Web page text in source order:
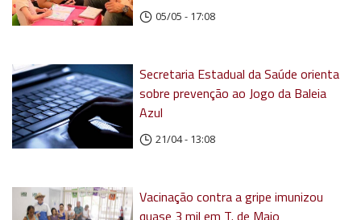
05/05 - 17:08
Secretaria Estadual da Saúde orienta
sobre prevenção ao Jogo da Baleia
Azul
21/04 - 13:08
Vacinação contra a gripe imunizou
quase 3 mil em T. de Maio